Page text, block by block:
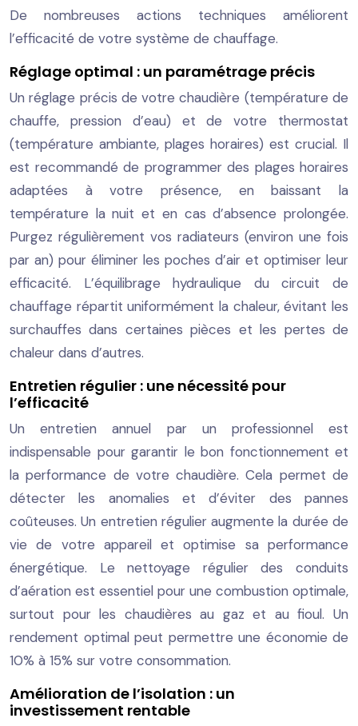
De nombreuses actions techniques améliorent
l’efficacité de votre système de chauffage.
Réglage optimal : un paramétrage précis
Un réglage précis de votre chaudière (température de
chauffe, pression d’eau) et de votre thermostat
(température ambiante, plages horaires) est crucial. Il
est recommandé de programmer des plages horaires
adaptées à votre présence, en baissant la
température la nuit et en cas d’absence prolongée.
Purgez régulièrement vos radiateurs (environ une fois
par an) pour éliminer les poches d’air et optimiser leur
efficacité. L’équilibrage hydraulique du circuit de
chauffage répartit uniformément la chaleur, évitant les
surchauffes dans certaines pièces et les pertes de
chaleur dans d’autres.
Entretien régulier : une nécessité pour
l’efficacité
Un entretien annuel par un professionnel est
indispensable pour garantir le bon fonctionnement et
la performance de votre chaudière. Cela permet de
détecter les anomalies et d’éviter des pannes
coûteuses. Un entretien régulier augmente la durée de
vie de votre appareil et optimise sa performance
énergétique. Le nettoyage régulier des conduits
d’aération est essentiel pour une combustion optimale,
surtout pour les chaudières au gaz et au fioul. Un
rendement optimal peut permettre une économie de
10% à 15% sur votre consommation.
Amélioration de l’isolation : un
investissement rentable